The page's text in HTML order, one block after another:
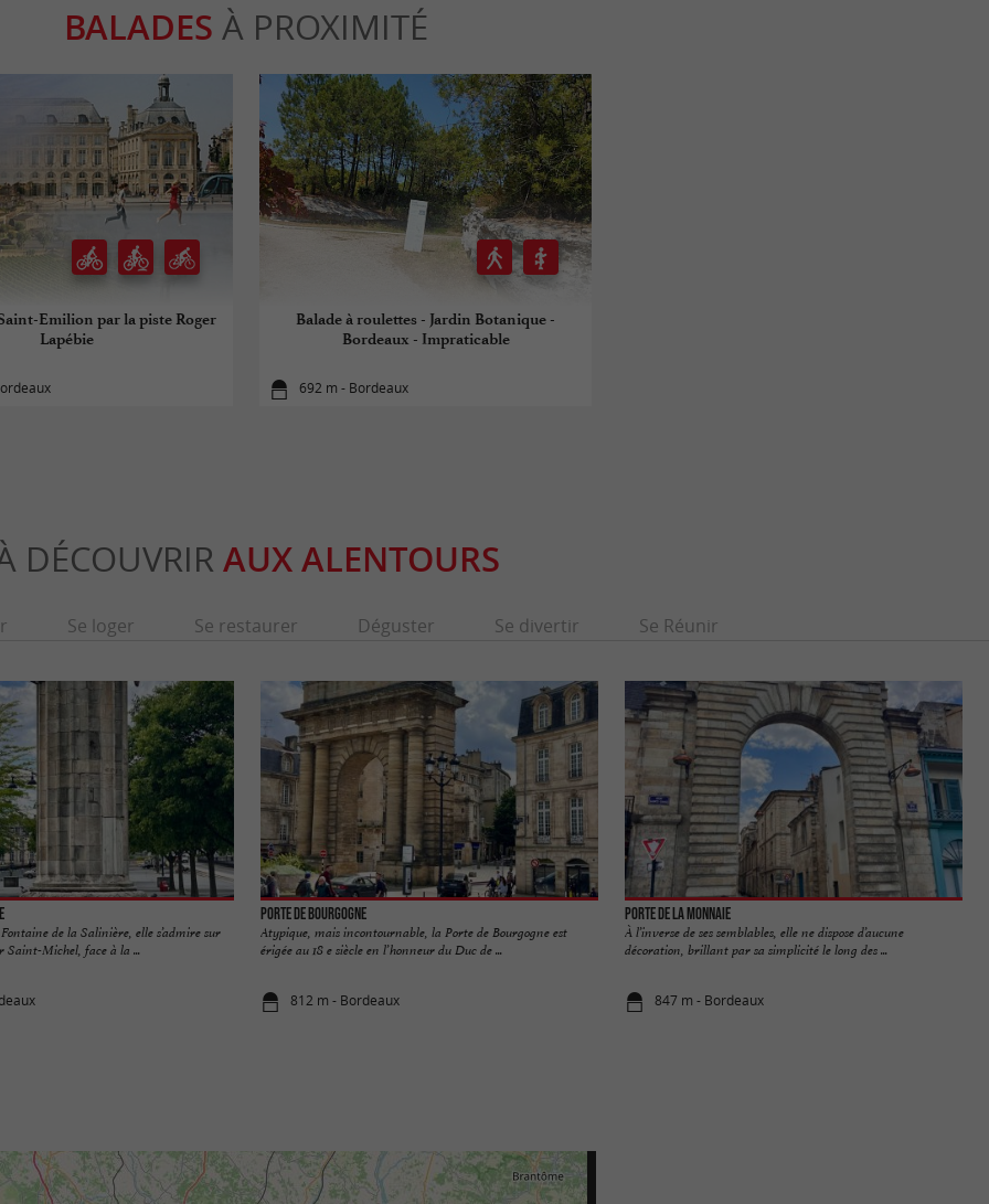
BALADES À PROXIMITÉ
Emilion par la piste Roger
Lapébie
Balade à roulettes - Jardin Botanique -
Bordeaux - Impraticable
692 m - Bordeaux
DÉCOUVRIR AUX ALENTOURS
Se loger Se restaurer Déguster Se divertir Se Réunir
de la Salinière, elle s’admire sur
Saint-Michel, face à la ...
Porte de Bourgogne
Atypique, mais incontournable, la Porte de Bourgogne est
érigée au 18 e siècle en l’honneur du Duc de ...
812 m - Bordeaux
Porte de la Monnaie
À l’inverse de ses semblables, elle ne dispose d’aucune
décoration, brillant par sa simplicité le long des ...
847 m - Bordeaux